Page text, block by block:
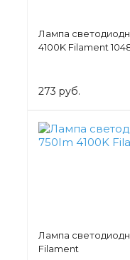
Лампа
4100K Filament
273 руб.
Лампа
Filament